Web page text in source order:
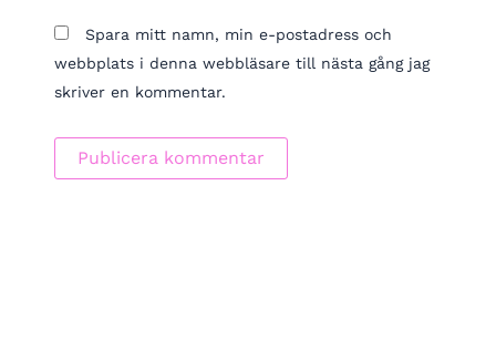
Spara mitt namn, min e-postadress och
webbplats i denna webbläsare till nästa gång jag
skriver en kommentar.